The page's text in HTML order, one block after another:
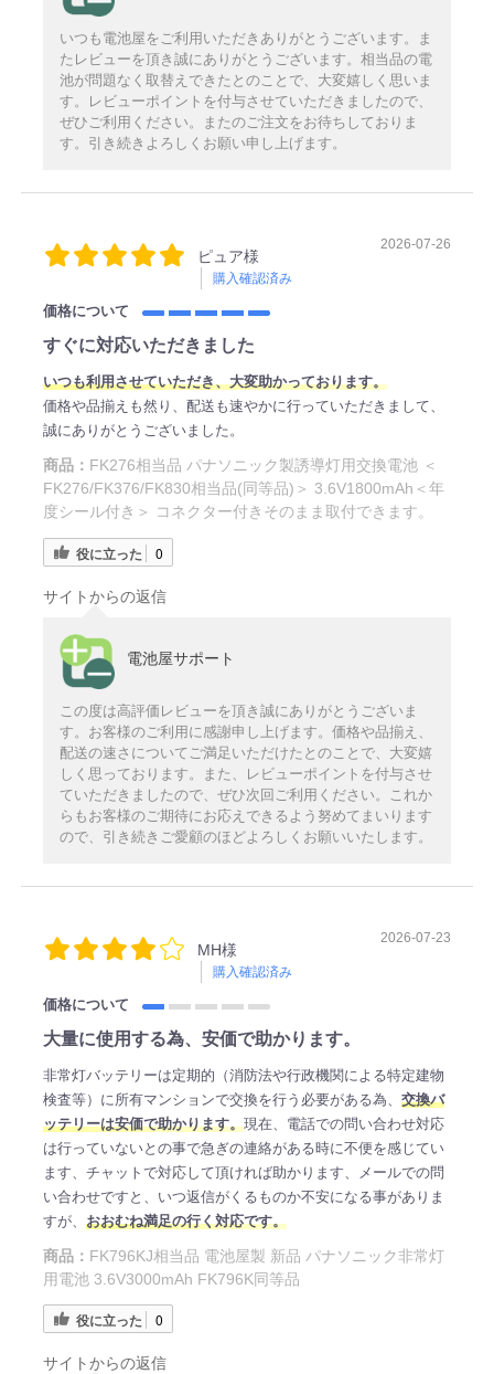
いつも電池屋をご利用いただきありがとうございます。ま
たレビューを頂き誠にありがとうございます。相当品の電
池が問題なく取替えできたとのことで、大変嬉しく思いま
す。レビューポイントを付与させていただきましたので、
ぜひご利用ください。またのご注文をお待ちしておりま
す。引き続きよろしくお願い申し上げます。
ピュア様
購入確認済み
2026-07-26
価格について
すぐに対応いただきました
いつも利用させていただき、大変助かっております。
価格や品揃えも然り、配送も速やかに行っていただきまして、
誠にありがとうございました。
商品： FK276相当品 パナソニック製誘導灯用交換電池 ＜
FK276/FK376/FK830相当品(同等品)＞ 3.6V1800mAh＜年
度シール付き＞ コネクター付きそのまま取付できます。
役に立った 0
サイトからの返信
電池屋サポート
この度は高評価レビューを頂き誠にありがとうございま
す。お客様のご利用に感謝申し上げます。価格や品揃え、
配送の速さについてご満足いただけたとのことで、大変嬉
しく思っております。また、レビューポイントを付与させ
ていただきましたので、ぜひ次回ご利用ください。これか
らもお客様のご期待にお応えできるよう努めてまいります
ので、引き続きご愛顧のほどよろしくお願いいたします。
MH様
購入確認済み
2026-07-23
価格について
大量に使用する為、安価で助かります。
非常灯バッテリーは定期的（消防法や行政機関による特定建物
検査等）に所有マンションで交換を行う必要がある為、 交換バ
ッテリーは安価で助かります。現在、電話での問い合わせ対応
は行っていないとの事で急ぎの連絡がある時に不便を感じてい
ます、チャットで対応して頂ければ助かります、メールでの問
い合わせですと、いつ返信がくるものか不安になる事がありま
すが、 おおむね満足の行く対応です。
商品： FK796KJ相当品 電池屋製 新品 パナソニック非常灯
用電池 3.6V3000mAh FK796K同等品
役に立った 0
サイトからの返信